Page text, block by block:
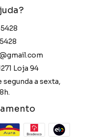
Loja 94
a sexta,